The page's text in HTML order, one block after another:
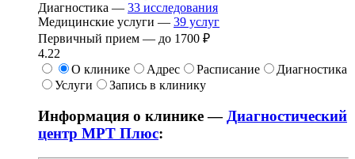
Диагностика — 33 исследования
Медицинские услуги — 39 услуг
Первичный прием — до 1700 ₽
4.22
О клинике
Адрес Расписание
Диагностика
Услуги
Запись в клинику
Информация о клинике — Диагностический
центр МРТ Плюс: